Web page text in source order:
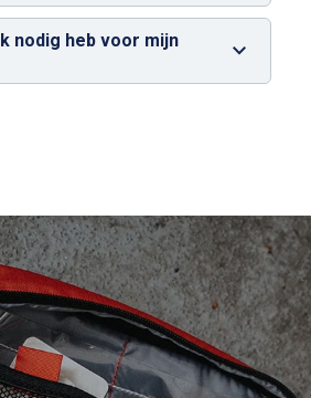
nodig heb voor mijn